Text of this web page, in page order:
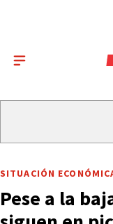
SITUACIÓN
Pese a la